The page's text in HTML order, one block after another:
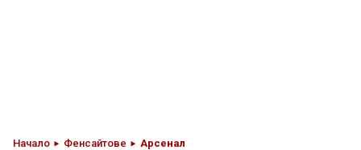
Начало Фенсайтове Арсенал